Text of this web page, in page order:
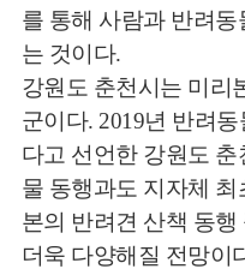
를 통해 사람과 반려
는 것이다.
강원도 춘천시는 미리
군이다. 2019년 반려
다고 선언한 강원도
물 동행과도 지자체
본의 반려견 산책 동
더욱 다양해질 전망이